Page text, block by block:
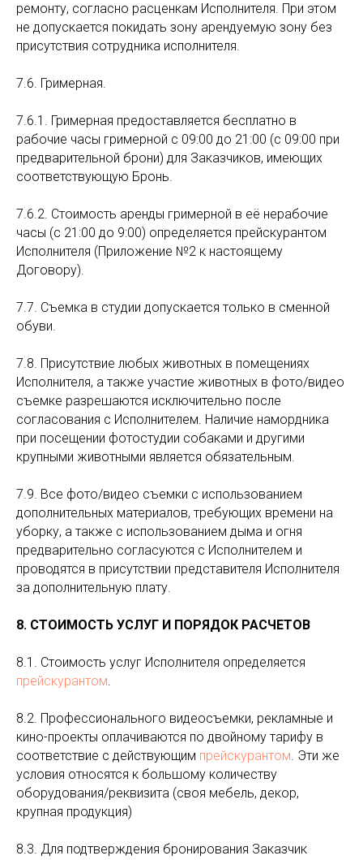
ремонту, согласно расценкам Исполнителя. При этом
не допускается покидать зону арендуемую зону без
присутствия сотрудника исполнителя.
7.6. Гримерная.
7.6.1. Гримерная предоставляется бесплатно в
рабочие часы гримерной с 09:00 до 21:00 (с 09:00 при
предварительной брони) для Заказчиков, имеющих
соответствующую Бронь.
7.6.2. Стоимость аренды гримерной в её нерабочие
часы (с 21:00 до 9:00) определяется прейскурантом
Исполнителя (Приложение №2 к настоящему
Договору).
7.7. Съемка в студии допускается только в сменной
обуви.
7.8. Присутствие любых животных в помещениях
Исполнителя, а также участие животных в фото/видео
съемке разрешаются исключительно после
согласования с Исполнителем. Наличие намордника
при посещении фотостудии собаками и другими
крупными животными является обязательным.
7.9. Все фото/видео съемки с использованием
дополнительных материалов, требующих времени на
уборку, а также с использованием дыма и огня
предварительно согласуются с Исполнителем и
проводятся в присутствии представителя Исполнителя
за дополнительную плату.
8. СТОИМОСТЬ УСЛУГ И ПОРЯДОК РАСЧЕТОВ
8.1. Стоимость услуг Исполнителя определяется
прейскурантом.
8.2. Профессионального видеосъемки, рекламные и
кино-проекты оплачиваются по двойному тарифу в
соответствие с действующим прейскурантом. Эти же
условия относятся к большому количеству
оборудования/реквизита (своя мебель, декор,
крупная продукция)
8.3. Для подтверждения бронирования Заказчик